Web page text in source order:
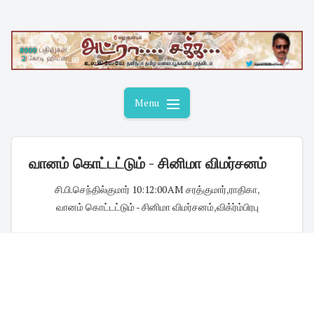
content
Menu
வானம் கொட்டட்டும் - சினிமா விமர்சனம்
சி.பி.செந்தில்குமார்· 10:12:00 AM சரத்குமார்,ராதிகா,
வானம் கொட்டட்டும் - சினிமா விமர்சனம்,விக்ர்ம்பிரபு